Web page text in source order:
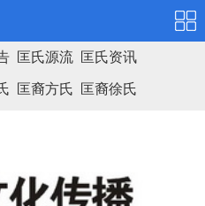
匡氏源流 匡氏资讯
匡裔方氏 匡裔徐氏